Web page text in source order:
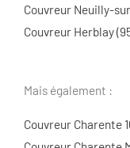
Couvreur Neuilly-
Couvreur Herblay
Mais également :
Couvreur Charente